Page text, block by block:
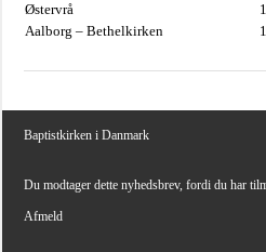
Østervrå
Aalborg – Bethelkirken
Baptistkirken i Danmark
Du modtager dette nyhedsbrev, fordi du har
Afmeld